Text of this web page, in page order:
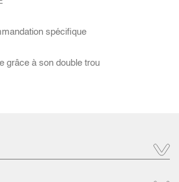
spécifique
grâce à son double trou